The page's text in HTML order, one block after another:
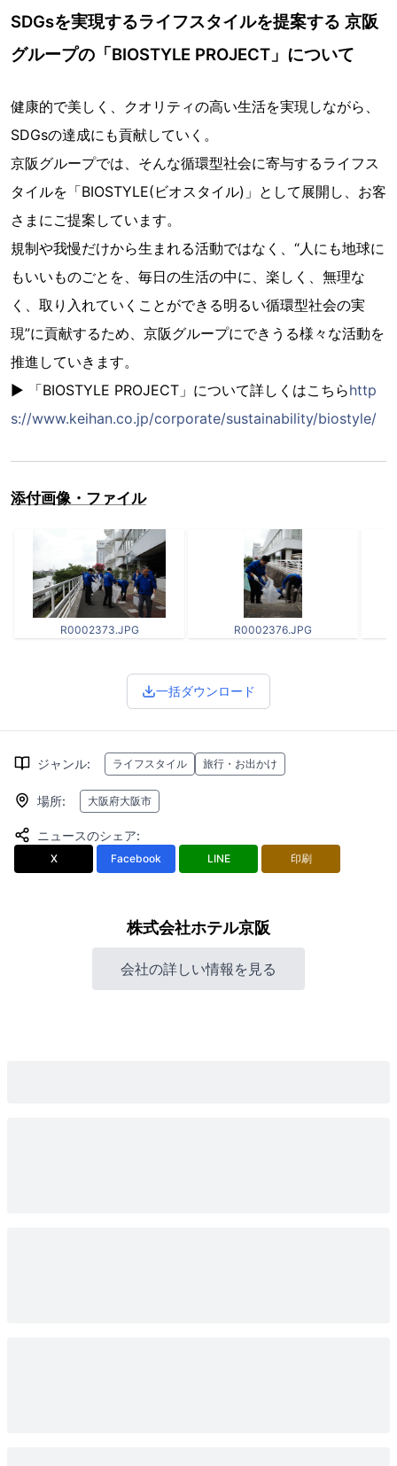
SDGsを実現するライフスタイルを提案する 京阪
グループの「BIOSTYLE PROJECT」について
健康的で美しく、クオリティの高い生活を実現しながら、
SDGsの達成にも貢献していく。
京阪グループでは、そんな循環型社会に寄与するライフス
タイルを「BIOSTYLE(ビオスタイル)」として展開し、お客
さまにご提案しています。
規制や我慢だけから生まれる活動ではなく、“人にも地球に
もいいものごとを、毎日の生活の中に、楽しく、無理な
く、取り入れていくことができる明るい循環型社会の実
現”に貢献するため、京阪グループにできうる様々な活動を
推進していきます。
▶ 「BIOSTYLE PROJECT」について詳しくはこちらhttp
s://www.keihan.co.jp/corporate/sustainability/biostyle/
添付画像・ファイル
R0002373.JPG R0002376.JPG
一括ダウンロード
ジャンル: ライフスタイル 旅行・お出かけ
場所: 大阪府大阪市
ニュースのシェア:
X Facebook LINE 印刷
株式会社ホテル京阪
会社の詳しい情報を見る